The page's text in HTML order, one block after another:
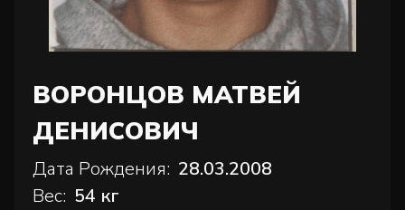
ВОРОНЦОВ МАТВЕЙ
ДЕНИСОВИЧ
Дата Рождения: 28.03.2008
Вес: 54 кг